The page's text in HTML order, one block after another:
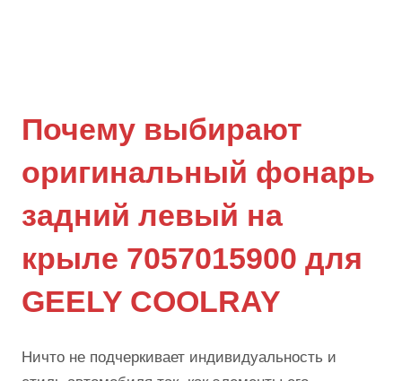
Почему выбирают
оригинальный фонарь
задний левый на
крыле 7057015900 для
GEELY COOLRAY
Ничто не подчеркивает индивидуальность и